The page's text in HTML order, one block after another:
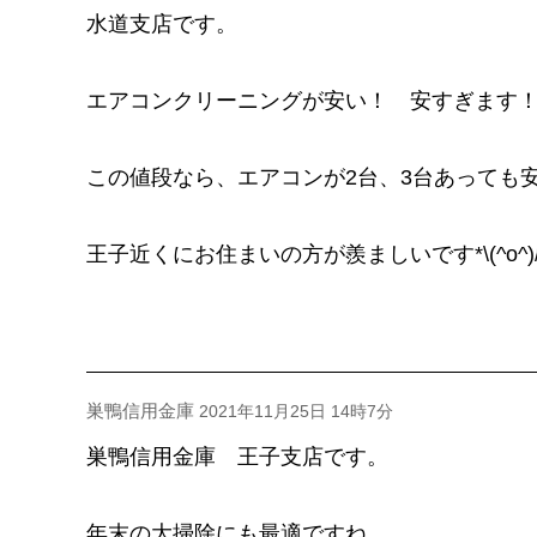
水道支店です。
エアコンクリーニングが安い！ 安すぎます！
この値段なら、エアコンが2台、3台あっても
王子近くにお住まいの方が羨ましいです
巣鴨信用金庫 2021年11月25日 14時7分
巣鴨信用金庫 王子支店です。